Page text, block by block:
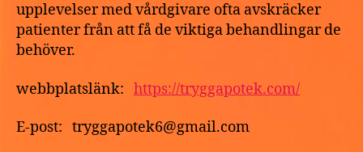
upplevelser med vårdgivare ofta avskräcker
patienter från att få de viktiga behandlingar de
behöver.
webbplatslänk: https://tryggapotek.com/
E-post: tryggapotek6@gmail.com